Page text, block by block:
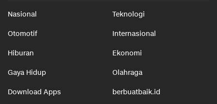
Nasional Teknologi
Otomotif Internasional
Hiburan Ekonomi
Gaya Hidup Olahraga
Download Apps berbuatbaik.id